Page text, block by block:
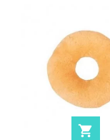
